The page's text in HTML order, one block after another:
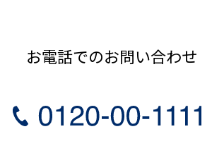
お電話でのお問い合わせ